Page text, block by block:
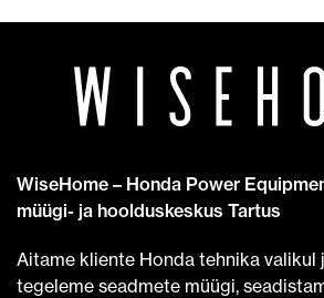
WiseHome – Honda Power
müügi- ja hoolduskeskus Tartus
Aitame kliente Honda tehnika valikul
tegeleme seadmete müügi,